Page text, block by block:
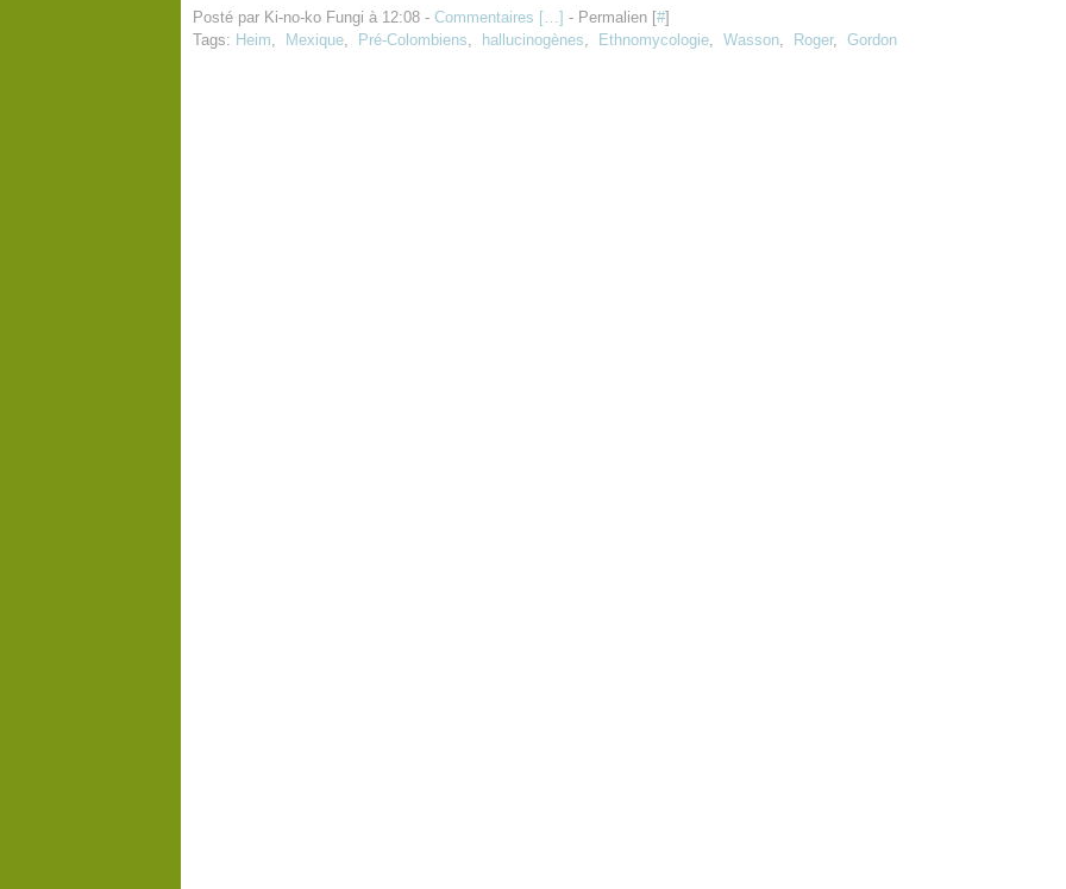
Posté par Ki-no-ko Fungi à 12:08 - Commentaires […] - Permalien [#]
Tags: Heim, Mexique, Pré-Colombiens, hallucinogènes, Ethnomycologie, Wasson, Roger, Gordon